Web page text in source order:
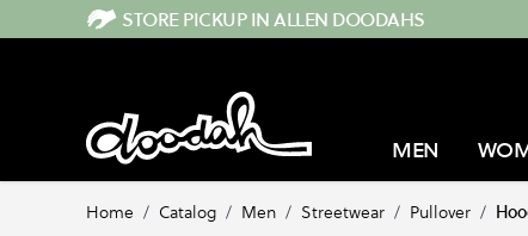
Direkt zum InhaltSTORE PICKUP IN ALLEN DOODAHS
MEN
Home / Catalog / Men / Streetwear / Pullover /